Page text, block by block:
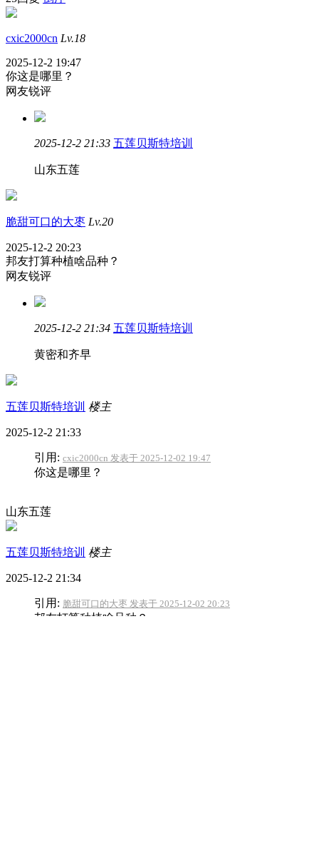
cxic2000cn Lv.18
2025-12-2 19:47
你这是哪里？
网友锐评
2025-12-2 21:33 五莲贝斯特培训
山东五莲
脆甜可口的大枣 Lv.20
2025-12-2 20:23
邦友打算种植啥品种？
网友锐评
2025-12-2 21:34 五莲贝斯特培训
黄密和齐早
五莲贝斯特培训 楼主
2025-12-2 21:33
引用: cxic2000cn 发表于 2025-12-02 19:47
你这是哪里？
山东五莲
五莲贝斯特培训 楼主
2025-12-2 21:34
引用: 脆甜可口的大枣 发表于 2025-12-02 20:23
邦友打算种植啥品种？